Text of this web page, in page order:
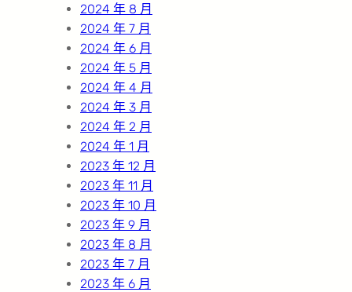
2024 年 8 月
2024 年 7 月
2024 年 6 月
2024 年 5 月
2024 年 4 月
2024 年 3 月
2024 年 2 月
2024 年 1 月
2023 年 12 月
2023 年 11 月
2023 年 10 月
2023 年 9 月
2023 年 8 月
2023 年 7 月
2023 年 6 月